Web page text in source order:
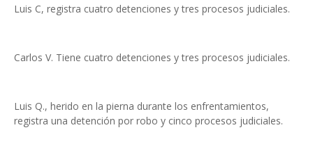
Luis C, registra cuatro detenciones y tres procesos judiciales.
Carlos V. Tiene cuatro detenciones y tres procesos judiciales.
Luis Q., herido en la pierna durante los enfrentamientos,
registra una detención por robo y cinco procesos judiciales.